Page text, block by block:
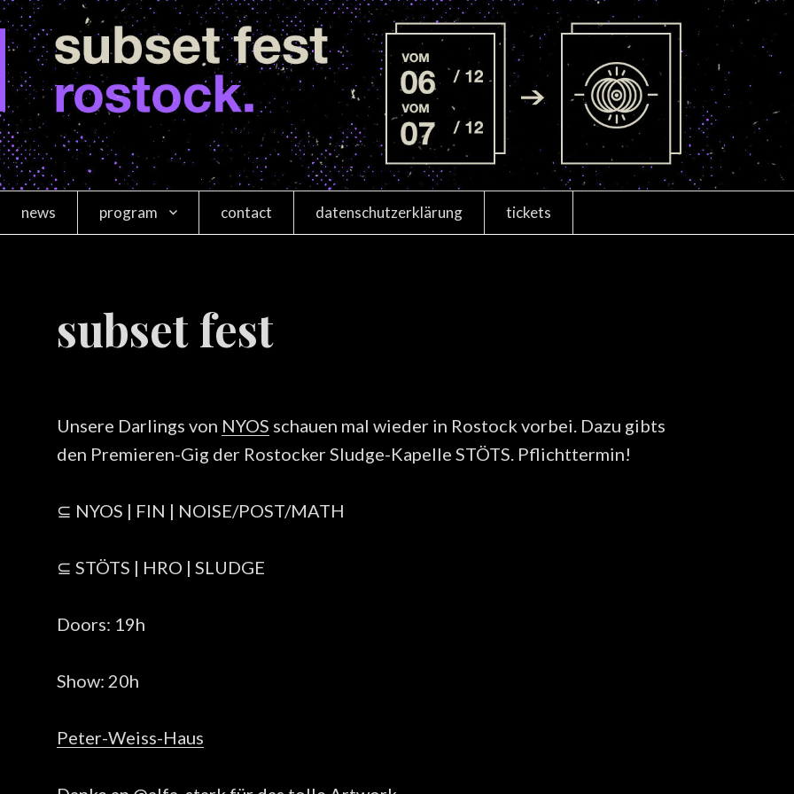
news program contact datenschutzerklärung tickets
subset fest
Unsere Darlings von NYOS schauen mal wieder in Rostock vorbei. Dazu gibts
den Premieren-Gig der Rostocker Sludge-Kapelle STÖTS. Pflichttermin!
⊆ NYOS | FIN | NOISE/POST/MATH
⊆ STÖTS | HRO | SLUDGE
Doors: 19h
Show: 20h
Peter-Weiss-Haus